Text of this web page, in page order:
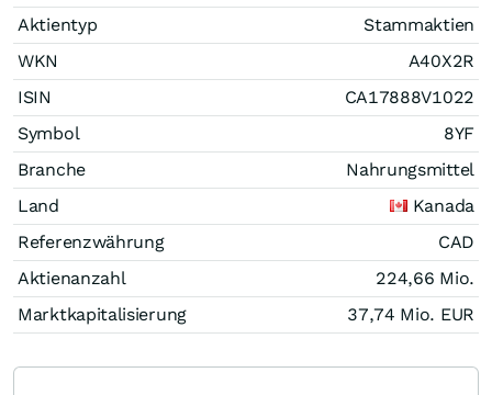
Aktientyp
Stammaktien
WKN
A40X2R
ISIN
CA17888V1022
Symbol
8YF
Branche
Nahrungsmittel
Land
Kanada
Referenzwährung
CAD
Aktienanzahl
224,66 Mio.
Marktkapitalisierung
37,74 Mio. EUR